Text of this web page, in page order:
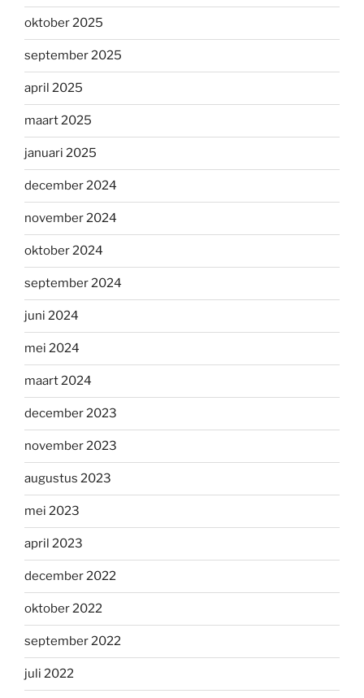
oktober 2025
september 2025
april 2025
maart 2025
januari 2025
december 2024
november 2024
oktober 2024
september 2024
juni 2024
mei 2024
maart 2024
december 2023
november 2023
augustus 2023
mei 2023
april 2023
december 2022
oktober 2022
september 2022
juli 2022